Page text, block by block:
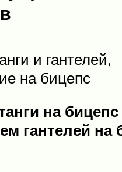
и гантелей,
на бицепс
на бицепс
гантелей на